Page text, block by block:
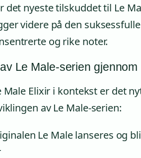
det nyeste tilskuddet til Le
videre på den
og rike noter.
Le Male-serien gjennom
Male Elixir i kontekst er det
av Le Male-serien:
Le Male lanseres og